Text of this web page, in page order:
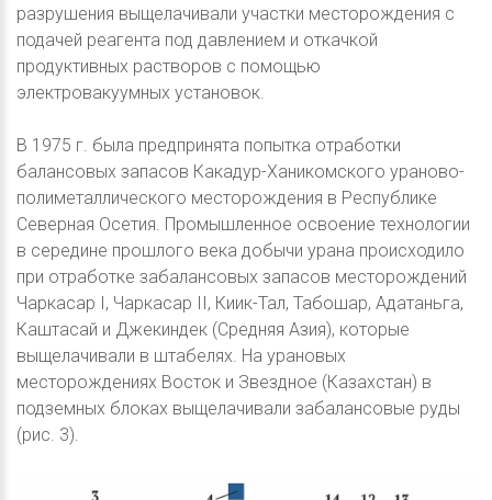
разрушения выщелачивали участки месторождения с
подачей реагента под давлением и откачкой
продуктивных растворов с помощью
электровакуумных установок.
В 1975 г. была предпринята попытка отработки
балансовых запасов Какадур-Ханикомского ураново-
полиметаллического месторождения в Республике
Северная Осетия. Промышленное освоение технологии
в середине прошлого века добычи урана происходило
при отработке забалансовых запасов месторождений
Чаркасар I, Чаркасар II, Киик-Тал, Табошар, Адатаньга,
Каштасай и Джекиндек (Средняя Азия), которые
выщелачивали в штабелях. На урановых
месторождениях Восток и Звездное (Казахстан) в
подземных блоках выщелачивали забалансовые руды
(рис. 3).